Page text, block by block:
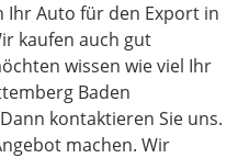
Ihr Auto für den Export in
kaufen auch gut
wissen wie viel Ihr
Baden
kontaktieren Sie uns.
machen. Wir